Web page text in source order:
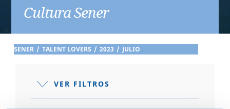
Cultura Sener
SENER / TALENT LOVERS / 2023 / JULIO
VER FILTROS